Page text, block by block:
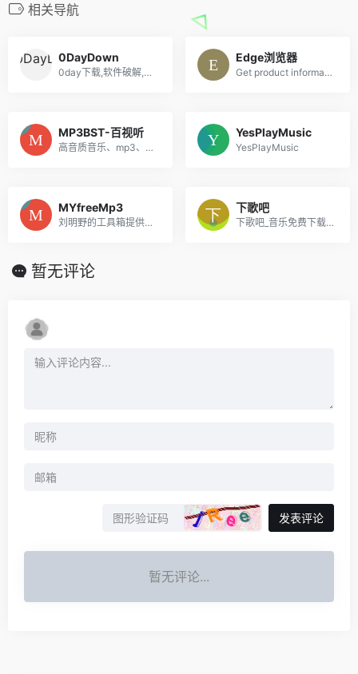
相关导航
0DayDown
0day下载,软件破解,Crack,注册,KeyGen,已付费,安装
Edge浏览器
Get product information, support, and news from Microsoft.
MP3BST-百视听
高音质音乐、mp3、AAC、iTunes Plus AAC M4A、APE、WAV、FLAC的下载分享
YesPlayMusic
YesPlayMusic
MYfreeMp3
刘明野的工具箱提供好用、易用的工具，还在不断添加中，欢迎访问！
下歌吧
下歌吧_音乐免费下载_音乐在线试听_无损音乐下载
暂无评论
发表评论
暂无评论...